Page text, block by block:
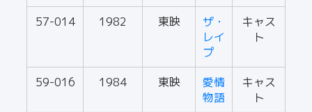
57-014 1982 東映
ザ・
レイ
プ
キャス
ト
59-016 1984 東映
愛情
物語
キャス
ト